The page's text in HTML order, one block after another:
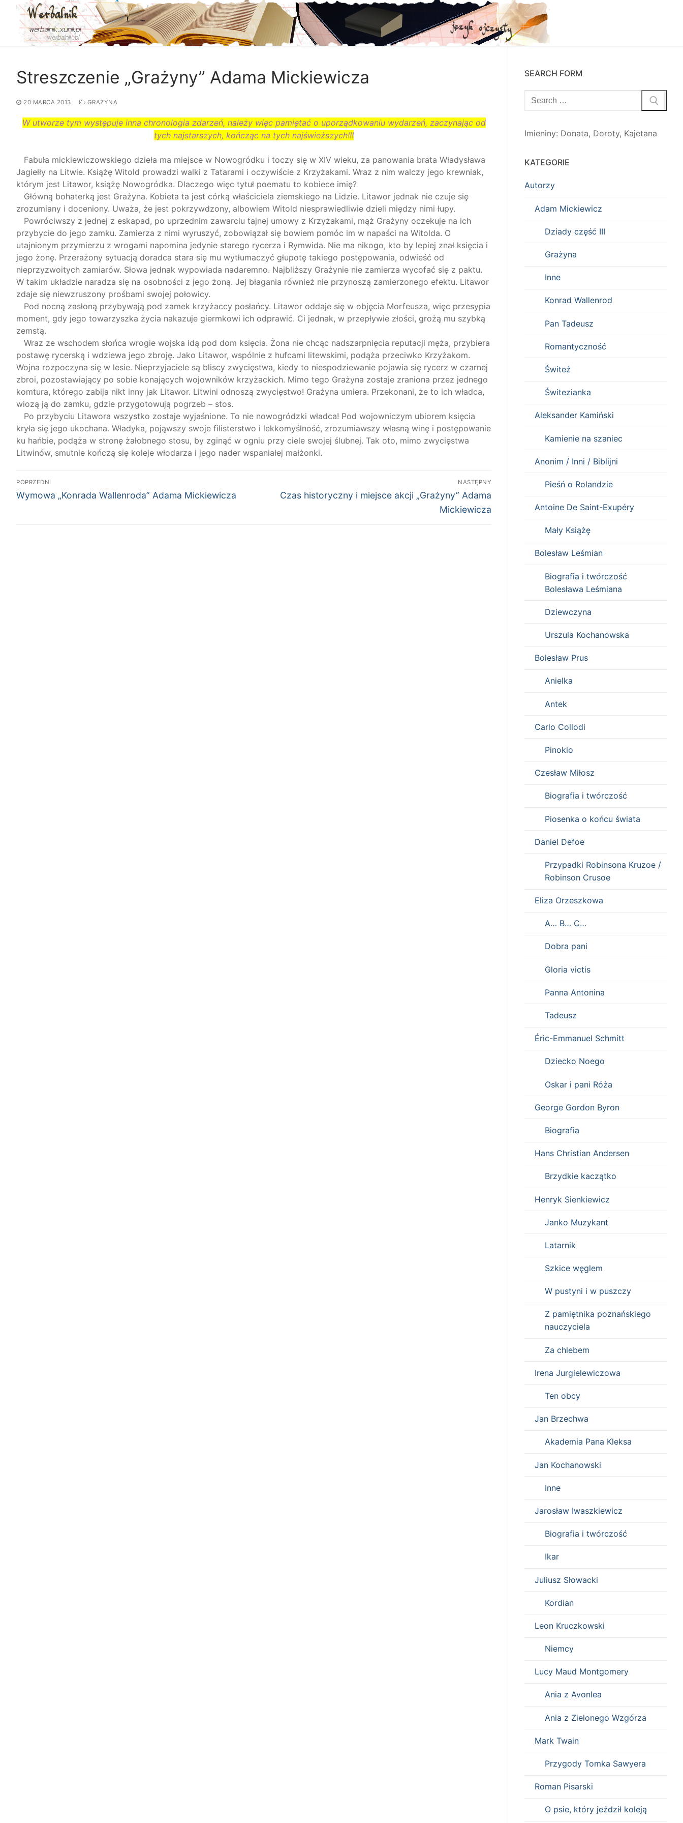
Przejdź
treści
Streszczenie „Grażyny” Adama Mickiewicza
20 MARCA 2013 GRAŻYNA
W utworze tym występuje inna chronologia zdarzeń, należy więc pamiętać o uporządkowaniu wydarzeń, zaczynając od
tych najstarszych, kończąc na tych najświeższych!!!
Fabuła mickiewiczowskiego dzieła ma miejsce w Nowogródku i toczy się w XIV wieku, za panowania brata Władysława
Jagiełły na Litwie. Książę Witold prowadzi walki z Tatarami i oczywiście z Krzyżakami. Wraz z nim walczy jego krewniak,
którym jest Litawor, książę Nowogródka. Dlaczego więc tytuł poematu to kobiece imię?
Główną bohaterką jest Grażyna. Kobieta ta jest córką właściciela ziemskiego na Lidzie. Litawor jednak nie czuje się
zrozumiany i doceniony. Uważa, że jest pokrzywdzony, albowiem Witold niesprawiedliwie dzieli między nimi łupy.
Powróciwszy z jednej z eskapad, po uprzednim zawarciu tajnej umowy z Krzyżakami, mąż Grażyny oczekuje na ich
przybycie do jego zamku. Zamierza z nimi wyruszyć, zobowiązał się bowiem pomóc im w napaści na Witolda. O
utajnionym przymierzu z wrogami napomina jedynie starego rycerza i Rymwida. Nie ma nikogo, kto by lepiej znał księcia i
jego żonę. Przerażony sytuacją doradca stara się mu wytłumaczyć głupotę takiego postępowania, odwieść od
nieprzyzwoitych zamiarów. Słowa jednak wypowiada nadaremno. Najbliższy Grażynie nie zamierza wycofać się z paktu.
W takim układzie naradza się na osobności z jego żoną. Jej błagania również nie przynoszą zamierzonego efektu. Litawor
zdaje się niewzruszony prośbami swojej połowicy.
Pod nocną zasłoną przybywają pod zamek krzyżaccy posłańcy. Litawor oddaje się w objęcia Morfeusza, więc przesypia
moment, gdy jego towarzyszka życia nakazuje giermkowi ich odprawić. Ci jednak, w przepływie złości, grożą mu szybką
zemstą.
Wraz ze wschodem słońca wrogie wojska idą pod dom księcia. Żona nie chcąc nadszarpnięcia reputacji męża, przybiera
postawę rycerską i wdziewa jego zbroję. Jako Litawor, wspólnie z hufcami litewskimi, podąża przeciwko Krzyżakom.
Wojna rozpoczyna się w lesie. Nieprzyjaciele są bliscy zwycięstwa, kiedy to niespodziewanie pojawia się rycerz w czarnej
zbroi, pozostawiający po sobie konających wojowników krzyżackich. Mimo tego Grażyna zostaje zraniona przez jednego
komtura, którego zabija nikt inny jak Litawor. Litwini odnoszą zwycięstwo! Grażyna umiera. Przekonani, że to ich władca,
wiozą ją do zamku, gdzie przygotowują pogrzeb – stos.
Po przybyciu Litawora wszystko zostaje wyjaśnione. To nie nowogródzki władca! Pod wojowniczym ubiorem księcia
kryła się jego ukochana. Władyka, pojąwszy swoje filisterstwo i lekkomyślność, zrozumiawszy własną winę i postępowanie
ku hańbie, podąża w stronę żałobnego stosu, by zginąć w ogniu przy ciele swojej ślubnej. Tak oto, mimo zwycięstwa
Litwinów, smutnie kończą się koleje włodarza i jego nader wspaniałej małżonki.
Nawigacja
wpisu
POPRZEDNI
Poprzedni
Wymowa „Konrada Wallenroda” Adama Mickiewicza
NASTĘPNY
Następny
Czas historyczny i miejsce akcji „Grażyny” Adama
Mickiewicza
SEARCH FORM
Szukaj:
Imieniny: Donata, Doroty, Kajetana
KATEGORIE
Autorzy
Adam Mickiewicz
Dziady część III
Grażyna
Inne
Konrad Wallenrod
Pan Tadeusz
Romantyczność
Świteź
Świtezianka
Aleksander Kamiński
Kamienie na szaniec
Anonim / Inni / Biblijni
Pieśń o Rolandzie
Antoine De Saint-Exupéry
Mały Książę
Bolesław Leśmian
Biografia i twórczość
Bolesława Leśmiana
Dziewczyna
Urszula Kochanowska
Bolesław Prus
Anielka
Antek
Carlo Collodi
Pinokio
Czesław Miłosz
Biografia i twórczość
Piosenka o końcu świata
Daniel Defoe
Przypadki Robinsona Kruzoe /
Robinson Crusoe
Eliza Orzeszkowa
A… B… C…
Dobra pani
Gloria victis
Panna Antonina
Tadeusz
Éric-Emmanuel Schmitt
Dziecko Noego
Oskar i pani Róża
George Gordon Byron
Biografia
Hans Christian Andersen
Brzydkie kaczątko
Henryk Sienkiewicz
Janko Muzykant
Latarnik
Szkice węglem
W pustyni i w puszczy
Z pamiętnika poznańskiego
nauczyciela
Za chlebem
Irena Jurgielewiczowa
Ten obcy
Jan Brzechwa
Akademia Pana Kleksa
Jan Kochanowski
Inne
Jarosław Iwaszkiewicz
Biografia i twórczość
Ikar
Juliusz Słowacki
Kordian
Leon Kruczkowski
Niemcy
Lucy Maud Montgomery
Ania z Avonlea
Ania z Zielonego Wzgórza
Mark Twain
Przygody Tomka Sawyera
Roman Pisarski
O psie, który jeździł koleją